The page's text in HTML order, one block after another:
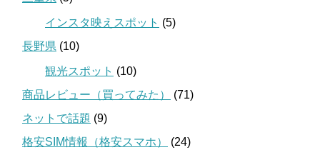
インスタ映えスポット (5)
長野県 (10)
観光スポット (10)
商品レビュー（買ってみた）
(71)
ネットで話題 (9)
格安SIM情報（格安スマホ）
(24)